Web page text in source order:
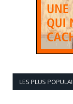
LES PLUS